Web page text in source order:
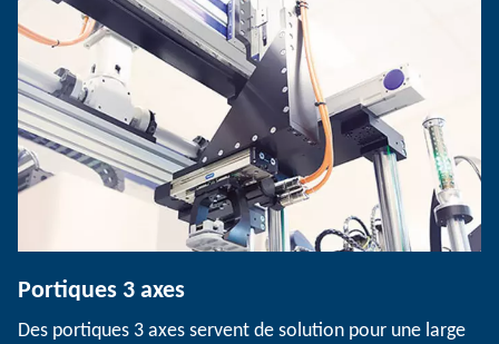
Portiques 3 axes
Des portiques 3 axes servent de solution pour une large